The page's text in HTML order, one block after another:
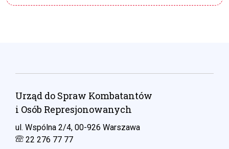
Urząd do Spraw Kombatantów
i Osób Represjonowanych
ul. Wspólna 2/4, 00-926 Warszawa
22 276 77 77